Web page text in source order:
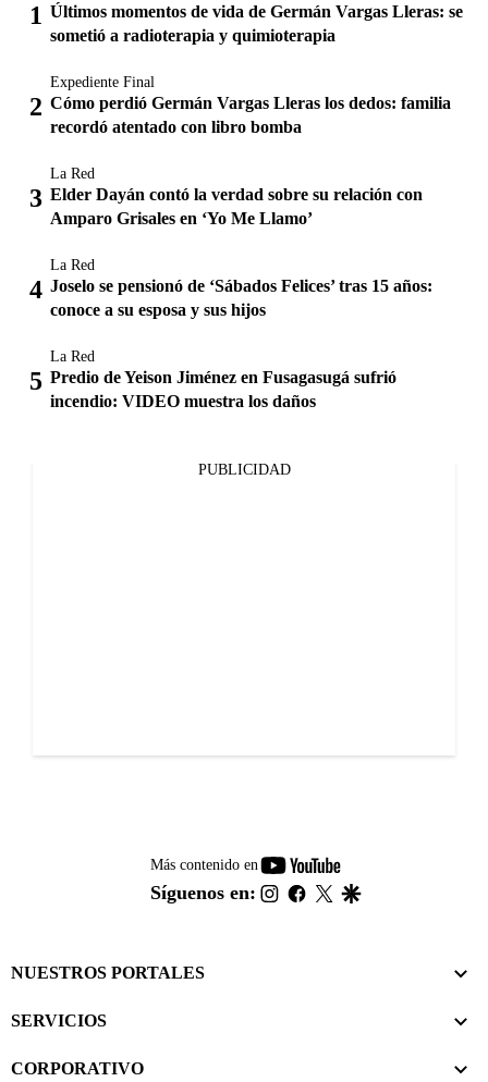
Últimos momentos de vida de Germán Vargas Lleras: se
sometió a radioterapia y quimioterapia
Expediente Final
Cómo perdió Germán Vargas Lleras los dedos: familia
recordó atentado con libro bomba
La Red
Elder Dayán contó la verdad sobre su relación con
Amparo Grisales en ‘Yo Me Llamo’
La Red
Joselo se pensionó de ‘Sábados Felices’ tras 15 años:
conoce a su esposa y sus hijos
La Red
Predio de Yeison Jiménez en Fusagasugá sufrió
incendio: VIDEO muestra los daños
PUBLICIDAD
Más contenido en
youtube-
footer
Síguenos en: instagram
facebook
twitter
NUESTROS PORTALES
SERVICIOS
CORPORATIVO